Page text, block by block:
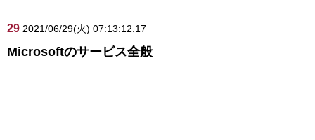
29 2021/06/29(火) 07:13:12.17
Microsoftのサービス全般